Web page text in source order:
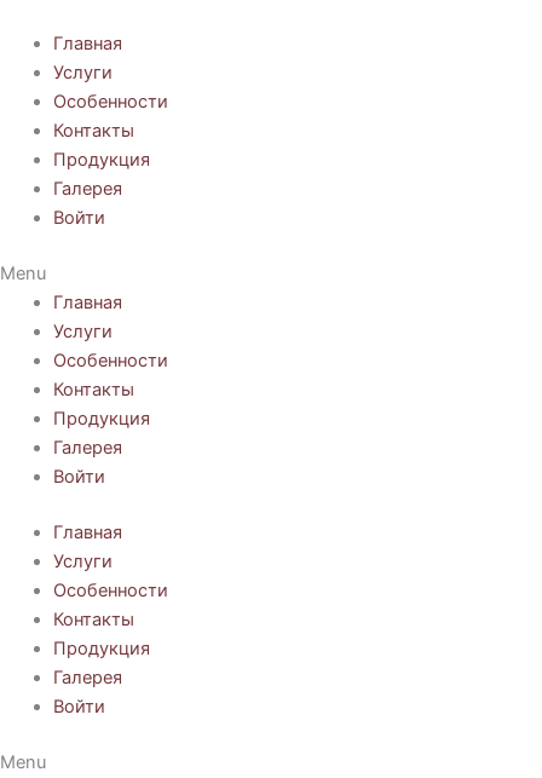
содержимому
Главная
Услуги
Особенности
Контакты
Продукция
Галерея
Войти
Menu
Главная
Услуги
Особенности
Контакты
Продукция
Галерея
Войти
Главная
Услуги
Особенности
Контакты
Продукция
Галерея
Войти
Menu